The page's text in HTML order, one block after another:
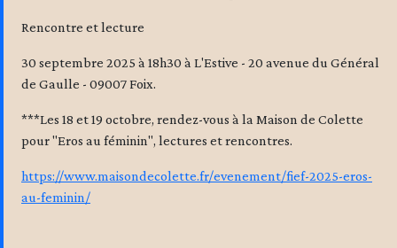
Rencontre et lecture
30 septembre 2025 à 18h30 à L'Estive - 20 avenue du Général
de Gaulle - 09007 Foix.
***Les 18 et 19 octobre, rendez-vous à la Maison de Colette
pour "Eros au féminin", lectures et rencontres.
https://www.maisondecolette.fr/evenement/fief-2025-eros-
au-feminin/